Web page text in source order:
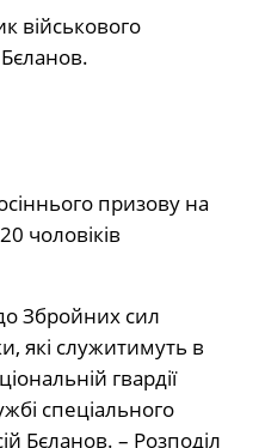
військового
Бєланов.
призову на
чоловіків
Збройних сил
які служитимуть в
гвардії
спеціального
Бєланов. – Розподіл